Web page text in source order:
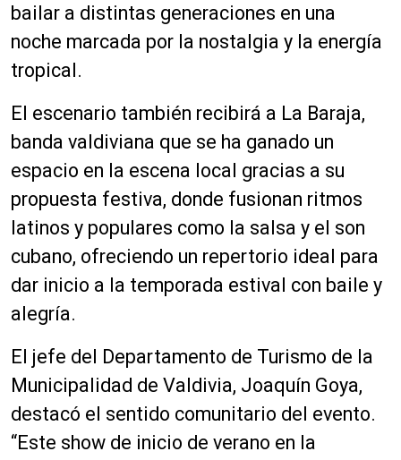
bailar a distintas generaciones en una
noche marcada por la nostalgia y la energía
tropical.
El escenario también recibirá a La Baraja,
banda valdiviana que se ha ganado un
espacio en la escena local gracias a su
propuesta festiva, donde fusionan ritmos
latinos y populares como la salsa y el son
cubano, ofreciendo un repertorio ideal para
dar inicio a la temporada estival con baile y
alegría.
El jefe del Departamento de Turismo de la
Municipalidad de Valdivia, Joaquín Goya,
destacó el sentido comunitario del evento.
“Este show de inicio de verano en la